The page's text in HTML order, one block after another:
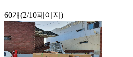
60개(2/10페이지)